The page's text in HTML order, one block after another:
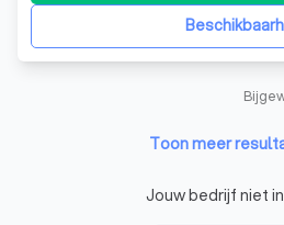
Toon meer
Jouw bedrijf niet